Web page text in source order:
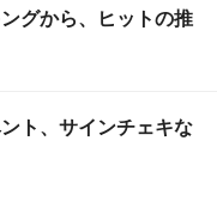
グから、ヒットの推
ト、サインチェキな